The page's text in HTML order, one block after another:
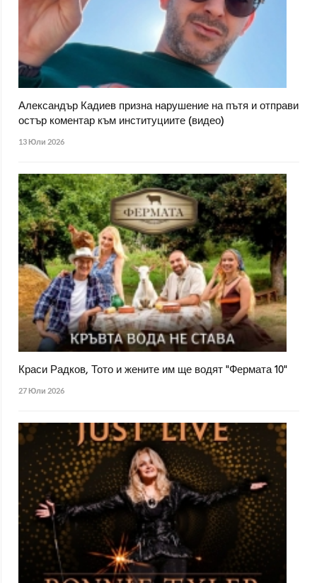
Александър Кадиев призна нарушение на пътя и отправи
остър коментар към институциите (видео)
13 Юли 2026
Краси Радков, Тото и жените им ще водят "Фермата 10"
27 Юли 2026